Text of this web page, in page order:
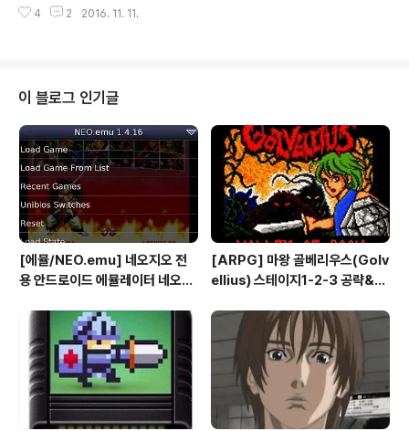
마음속 깊이 감동받고 정말 행복했습니다.... 엔비디아분들
은 하였으나 조금은 두렵기도 하였습니다 엔비디아 전국의
초창기부터 지금까지 엔비디아프렌즈에서지포스 게임무료
정보를 비롯한 쉴드 게임 리뷰등꾸준히 활동해 온 결과 오
늘 그 열매를 맺습니다 과거를 돌이켜 보면 필자로서는 20
15년 11월 지스타 엔비디아 프렌즈 패키지 당첨 및 파티 참
석2015/11/14 - [서포터즈활동/엔비디아쉴드] - 지스타
2015 엔비디아프렌즈 ..
4 2 2016. 11. 11.
이 블로그 인기글
[에뮬/NEO.emu] 네오지오 전
용 안드로이드 에뮬레이터 네오지
폰 테이크HD Android Emul G
ame)
[ARPG] 마왕 골베리우스(Golv
ellius) 스테이지1-2-3 공략&맵